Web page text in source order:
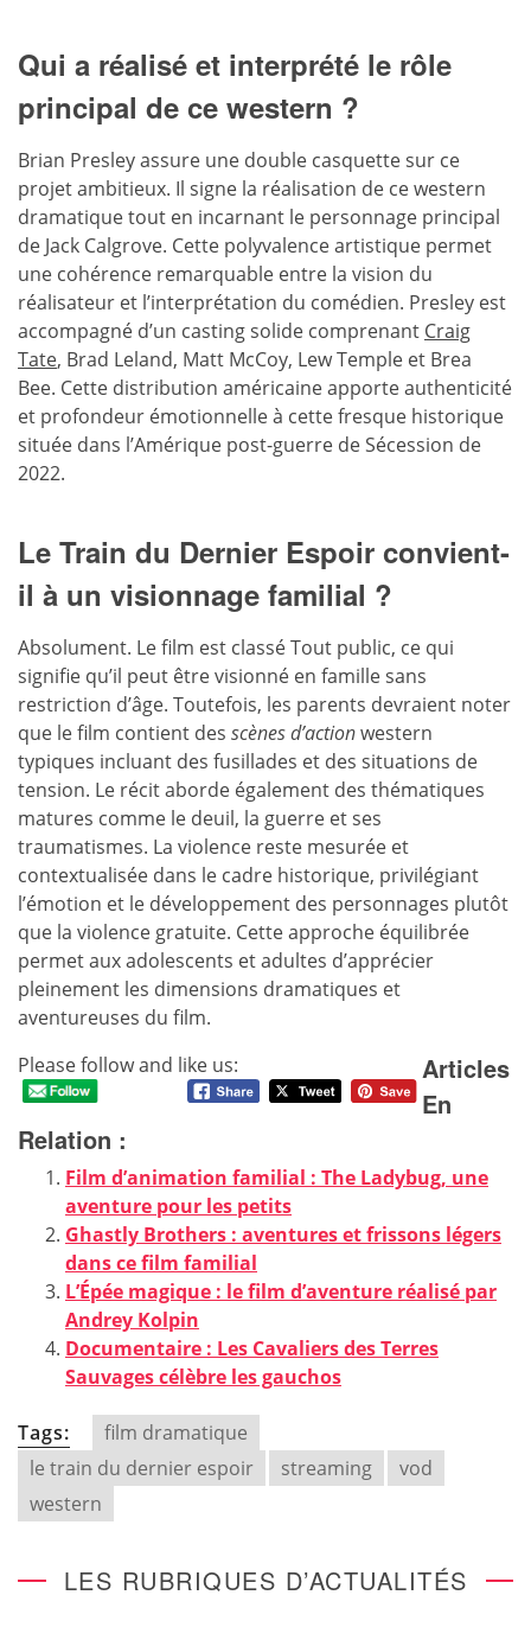
Qui a réalisé et interprété le rôle
principal de ce western ?
Brian Presley assure une double casquette sur ce
projet ambitieux. Il signe la réalisation de ce western
dramatique tout en incarnant le personnage principal
de Jack Calgrove. Cette polyvalence artistique permet
une cohérence remarquable entre la vision du
réalisateur et l’interprétation du comédien. Presley est
accompagné d’un casting solide comprenant Craig
Tate, Brad Leland, Matt McCoy, Lew Temple et Brea
Bee. Cette distribution américaine apporte authenticité
et profondeur émotionnelle à cette fresque historique
située dans l’Amérique post-guerre de Sécession de
2022.
Le Train du Dernier Espoir convient-
il à un visionnage familial ?
Absolument. Le film est classé Tout public, ce qui
signifie qu’il peut être visionné en famille sans
restriction d’âge. Toutefois, les parents devraient noter
que le film contient des scènes d’actionwestern
typiques incluant des fusillades et des situations de
tension. Le récit aborde également des thématiques
matures comme le deuil, la guerre et ses
traumatismes. La violence reste mesurée et
contextualisée dans le cadre historique, privilégiant
l’émotion et le développement des personnages plutôt
que la violence gratuite. Cette approche équilibrée
permet aux adolescents et adultes d’apprécier
pleinement les dimensions dramatiques et
aventureuses du film.
Please follow and like us:
Articles
En
Relation :
Film d’animation familial : The Ladybug, une
aventure pour les petits
Ghastly Brothers : aventures et frissons légers
dans ce film familial
L’Épée magique : le film d’aventure réalisé par
Andrey Kolpin
Documentaire : Les Cavaliers des Terres
Sauvages célèbre les gauchos
Tags:
film dramatique
le train du dernier espoir
streaming
vod
western
LES RUBRIQUES D’ACTUALITÉS